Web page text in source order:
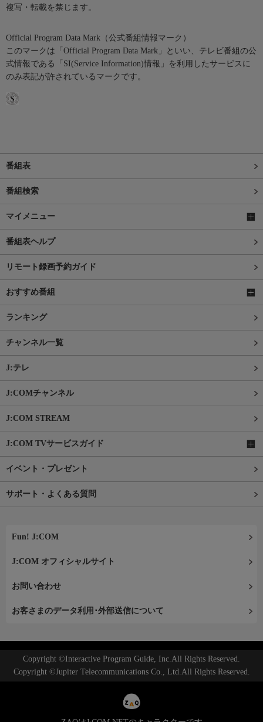
複写・転載を禁じます。
Official Program Data Mark（公式番組情報マーク）
このマークは「Official Program Data Mark」といい、テレビ番組の公
式情報である「SI(Service Information)情報」を利用したサービスに
のみ表記が許されているマークです。
番組表
番組検索
マイメニュー
番組表ヘルプ
リモート録画予約ガイド
おすすめ番組
ランキング
チャンネル一覧
J:テレ
J:COMチャンネル
J:COM STREAM
J:COM TVサービスガイド
イベント・プレゼント
サポート・よくある質問
Fun! J:COM
J:COM オフィシャルサイト
お問い合わせ
お客さまのデータ利用･外部送信について
Copyright ©Interactive Program Guide, Inc.All Rights Reserved.
Copyright ©Jupiter Telecommunications Co., Ltd.All Rights Reserved.